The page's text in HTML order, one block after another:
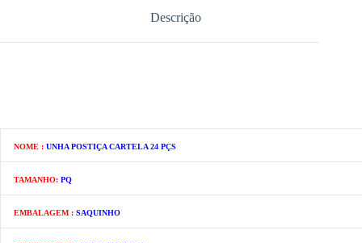
Descrição
NOME : UNHA POSTIÇA CARTELA 24 PÇS
TAMANHO: PQ
EMBALAGEM : SAQUINHO